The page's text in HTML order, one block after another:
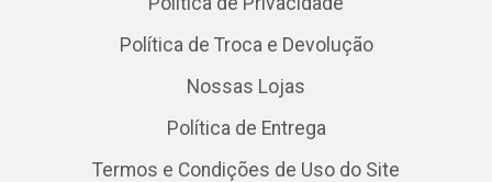
Política de Troca e Devolução
Nossas Lojas
Política de Entrega
Termos e Condições de Uso do Site